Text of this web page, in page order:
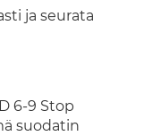
ja seurata
6-9 Stop
suodatin